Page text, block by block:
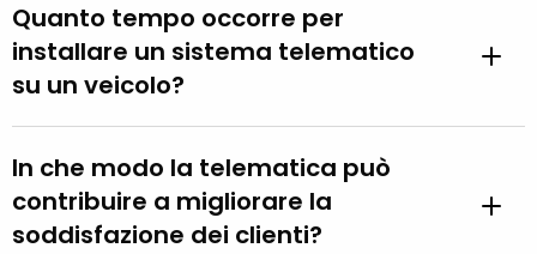
Quanto tempo occorre per
installare un sistema telematico
su un veicolo?
In che modo la telematica può
contribuire a migliorare la
soddisfazione dei clienti?